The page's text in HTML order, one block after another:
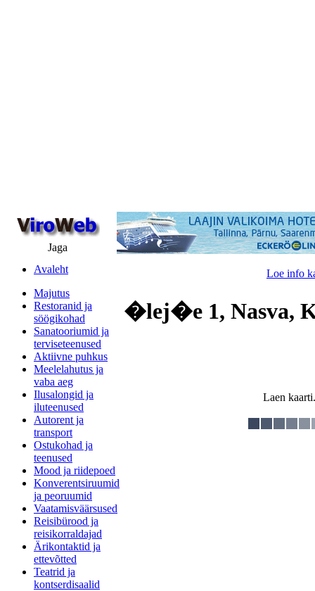
Jaga
Avaleht
Majutus
Restoranid ja
söögikohad
Sanatooriumid ja
terviseteenused
Aktiivne puhkus
Meelelahutus ja
vaba aeg
Ilusalongid ja
iluteenused
Autorent ja
transport
Ostukohad ja
teenused
Mood ja riidepoed
Konverentsiruumid
ja peoruumid
Vaatamisväärsused
Reisibürood ja
reisikorraldajad
Ärikontaktid ja
ettevõtted
Teatrid ja
kontserdisaalid
Loe info
�lej�e 1, Nasva,
Laen